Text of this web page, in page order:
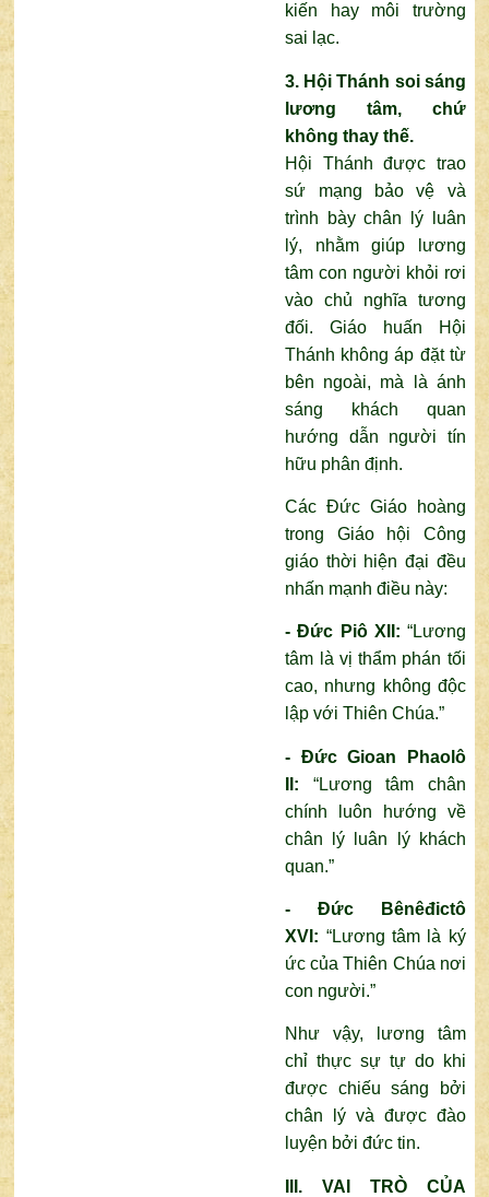
kiến hay môi trường
sai lạc.
3. Hội Thánh soi sáng
lương tâm, chứ
không thay thế.
Hội Thánh được trao
sứ mạng bảo vệ và
trình bày chân lý luân
lý, nhằm giúp lương
tâm con người khỏi rơi
vào chủ nghĩa tương
đối. Giáo huấn Hội
Thánh không áp đặt từ
bên ngoài, mà là ánh
sáng khách quan
hướng dẫn người tín
hữu phân định.
Các Đức Giáo hoàng
trong Giáo hội Công
giáo thời hiện đại đều
nhấn mạnh điều này:
- Đức Piô XII: “Lương
tâm là vị thẩm phán tối
cao, nhưng không độc
lập với Thiên Chúa.”
- ĐứcGioan Phaolô
II: “Lương tâm chân
chính luôn hướng về
chân lý luân lý khách
quan.”
- Đức
Bênêđictô
XVI: “Lương tâm là ký
ức của Thiên Chúa nơi
con người.”
Như vậy, lương tâm
chỉ thực sự tự do khi
được chiếu sáng bởi
chân lý và được đào
luyện bởi đức tin.
III. VAI TRÒ CỦA